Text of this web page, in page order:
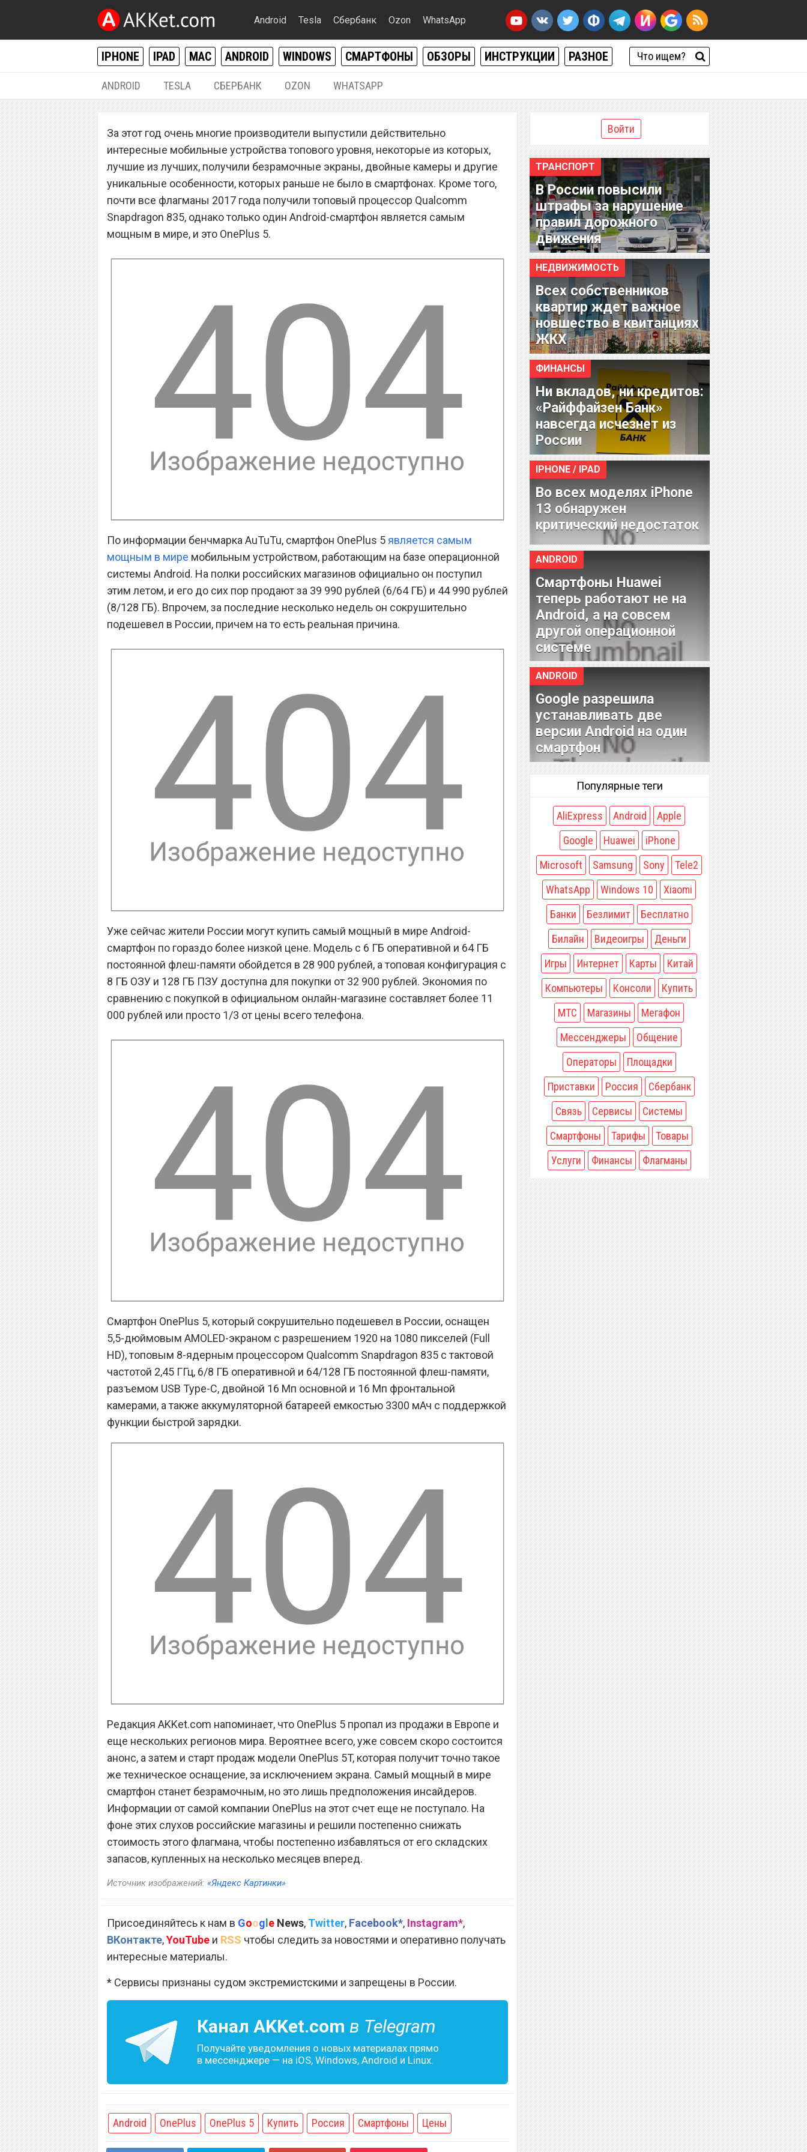
Android Tesla Сбербанк Ozon WhatsApp
IPHONE IPAD MAC ANDROID WINDOWS СМАРТФОНЫ ОБЗОРЫ ИНСТРУКЦИИ РАЗНОЕ
ANDROID TESLA СБЕРБАНК OZON WHATSAPP
Самый мощный в мире Android-
смартфон сокрушительно подешевел в
России
За этот год очень многие производители выпустили действительно
интересные мобильные устройства топового уровня, некоторые из которых,
лучшие из лучших, получили безрамочные экраны, двойные камеры и другие
уникальные особенности, которых раньше не было в смартфонах. Кроме того,
почти все флагманы 2017 года получили топовый процессор Qualcomm
Snapdragon 835, однако только один Android-смартфон является самым
мощным в мире, и это OnePlus 5.
По информации бенчмарка AuTuTu, смартфон OnePlus 5является самым
мощным в мире мобильным устройством, работающим на базе операционной
системы Android. На полки российских магазинов официально он поступил
этим летом, и его до сих пор продают за 39 990 рублей (6/64 ГБ) и 44 990 рублей
(8/128 ГБ). Впрочем, за последние несколько недель он сокрушительно
подешевел в России, причем на то есть реальная причина.
Уже сейчас жители России могут купить самый мощный в мире Android-
смартфон по гораздо более низкой цене. Модель с 6 ГБ оперативной и 64 ГБ
постоянной флеш-памяти обойдется в 28 900 рублей, а топовая конфигурация с
8 ГБ ОЗУ и 128 ГБ ПЗУ доступна для покупки от 32 900 рублей. Экономия по
сравнению с покупкой в официальном онлайн-магазине составляет более 11
000 рублей или просто 1/3 от цены всего телефона.
Смартфон OnePlus 5, который сокрушительно подешевел в России, оснащен
5,5-дюймовым AMOLED-экраном с разрешением 1920 на 1080 пикселей (Full
HD), топовым 8-ядерным процессором Qualcomm Snapdragon 835 с тактовой
частотой 2,45 ГГц, 6/8 ГБ оперативной и 64/128 ГБ постоянной флеш-памяти,
разъемом USB Type-C, двойной 16 Мп основной и 16 Мп фронтальной
камерами, а также аккумуляторной батареей емкостью 3300 мАч с поддержкой
функции быстрой зарядки.
Редакция AKKet.com напоминает, что OnePlus 5 пропал из продажи в Европе и
еще нескольких регионов мира. Вероятнее всего, уже совсем скоро состоится
анонс, а затем и старт продаж модели OnePlus 5T, которая получит точно такое
же техническое оснащение, за исключением экрана. Самый мощный в мире
смартфон станет безрамочным, но это лишь предположения инсайдеров.
Информации от самой компании OnePlus на этот счет еще не поступало. На
фоне этих слухов российские магазины и решили постепенно снижать
стоимость этого флагмана, чтобы постепенно избавляться от его складских
запасов, купленных на несколько месяцев вперед.
Источник изображений: «Яндекс Картинки»
Присоединяйтесь к нам в Goog e News, Twitter, Facebook*, Instagram*,
ВКонтакте,YouTube и RSS чтобы следить за новостями и оперативно получать
интересные материалы.
* Сервисы признаны судом экстремистскими и запрещены в России.
Канал AKKet.com в Telegram
Получайте уведомления о новых материалах прямо
в мессенджере — на iOS, Windows, Android и Linux.
Android OnePlus OnePlus 5 Купить Россия Смартфоны Цены
Войти
ТРАНСПОРТ
В России повысили
штрафы за нарушение
правил дорожного
движения
НЕДВИЖИМОСТЬ
Всех собственников
квартир ждет важное
новшество в квитанциях
ЖКХ
ФИНАНСЫ
Ни вкладов, ни кредитов:
«Райффайзен Банк»
навсегда исчезнет из
России
IPHONE / IPAD
Во всех моделях iPhone
13 обнаружен
критический недостаток
ANDROID
Смартфоны Huawei
теперь работают не на
Android, а на совсем
другой операционной
системе
ANDROID
Google разрешила
устанавливать две
версии Android на один
смартфон
Популярные теги
AliExpress Android
Apple
Google
Huawei
iPhone
Microsoft
Samsung Sony
Tele2
WhatsApp
Windows 10
Xiaomi
Банки
Безлимит
Бесплатно
Билайн
Видеоигры
Деньги
Игры
Интернет Карты
Китай
Компьютеры
Консоли
Купить
МТС
Магазины
Мегафон
Мессенджеры
Общение
Операторы
Площадки
Приставки
Россия
Сбербанк
Связь
Сервисы
Системы
Смартфоны
Тарифы
Товары
Услуги
Финансы Флагманы